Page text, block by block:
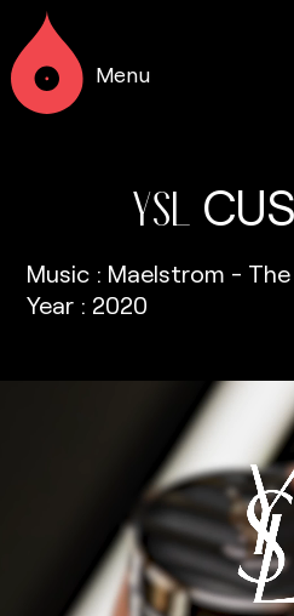
Menu
YSL
Music : Maelstrom - The
Year : 2020